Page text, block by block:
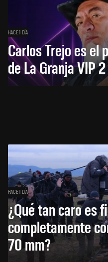
HACE 1 DÍA
Carlos Trejo es el
de La Granja VIP 2
HACE 1 DÍA
¿Qué tan caro es
completamente
70 mm?